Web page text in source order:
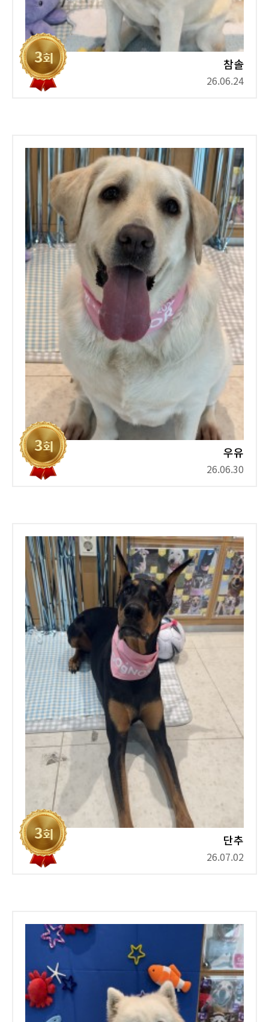
참솔
26.06.24
우유
26.06.30
단추
26.07.02